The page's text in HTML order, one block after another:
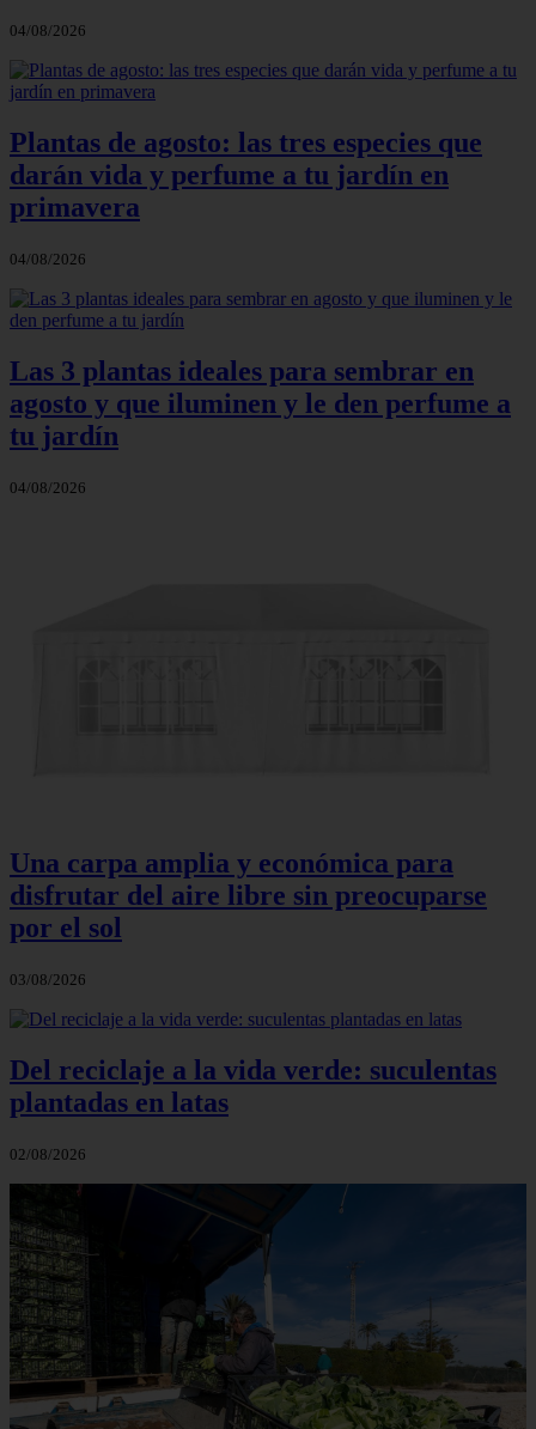
04/08/2026
Plantas de agosto: las tres especies que
darán vida y perfume a tu jardín en
primavera
04/08/2026
Las 3 plantas ideales para sembrar en
agosto y que iluminen y le den perfume a
tu jardín
04/08/2026
Una carpa amplia y económica para
disfrutar del aire libre sin preocuparse
por el sol
03/08/2026
Del reciclaje a la vida verde: suculentas
plantadas en latas
02/08/2026